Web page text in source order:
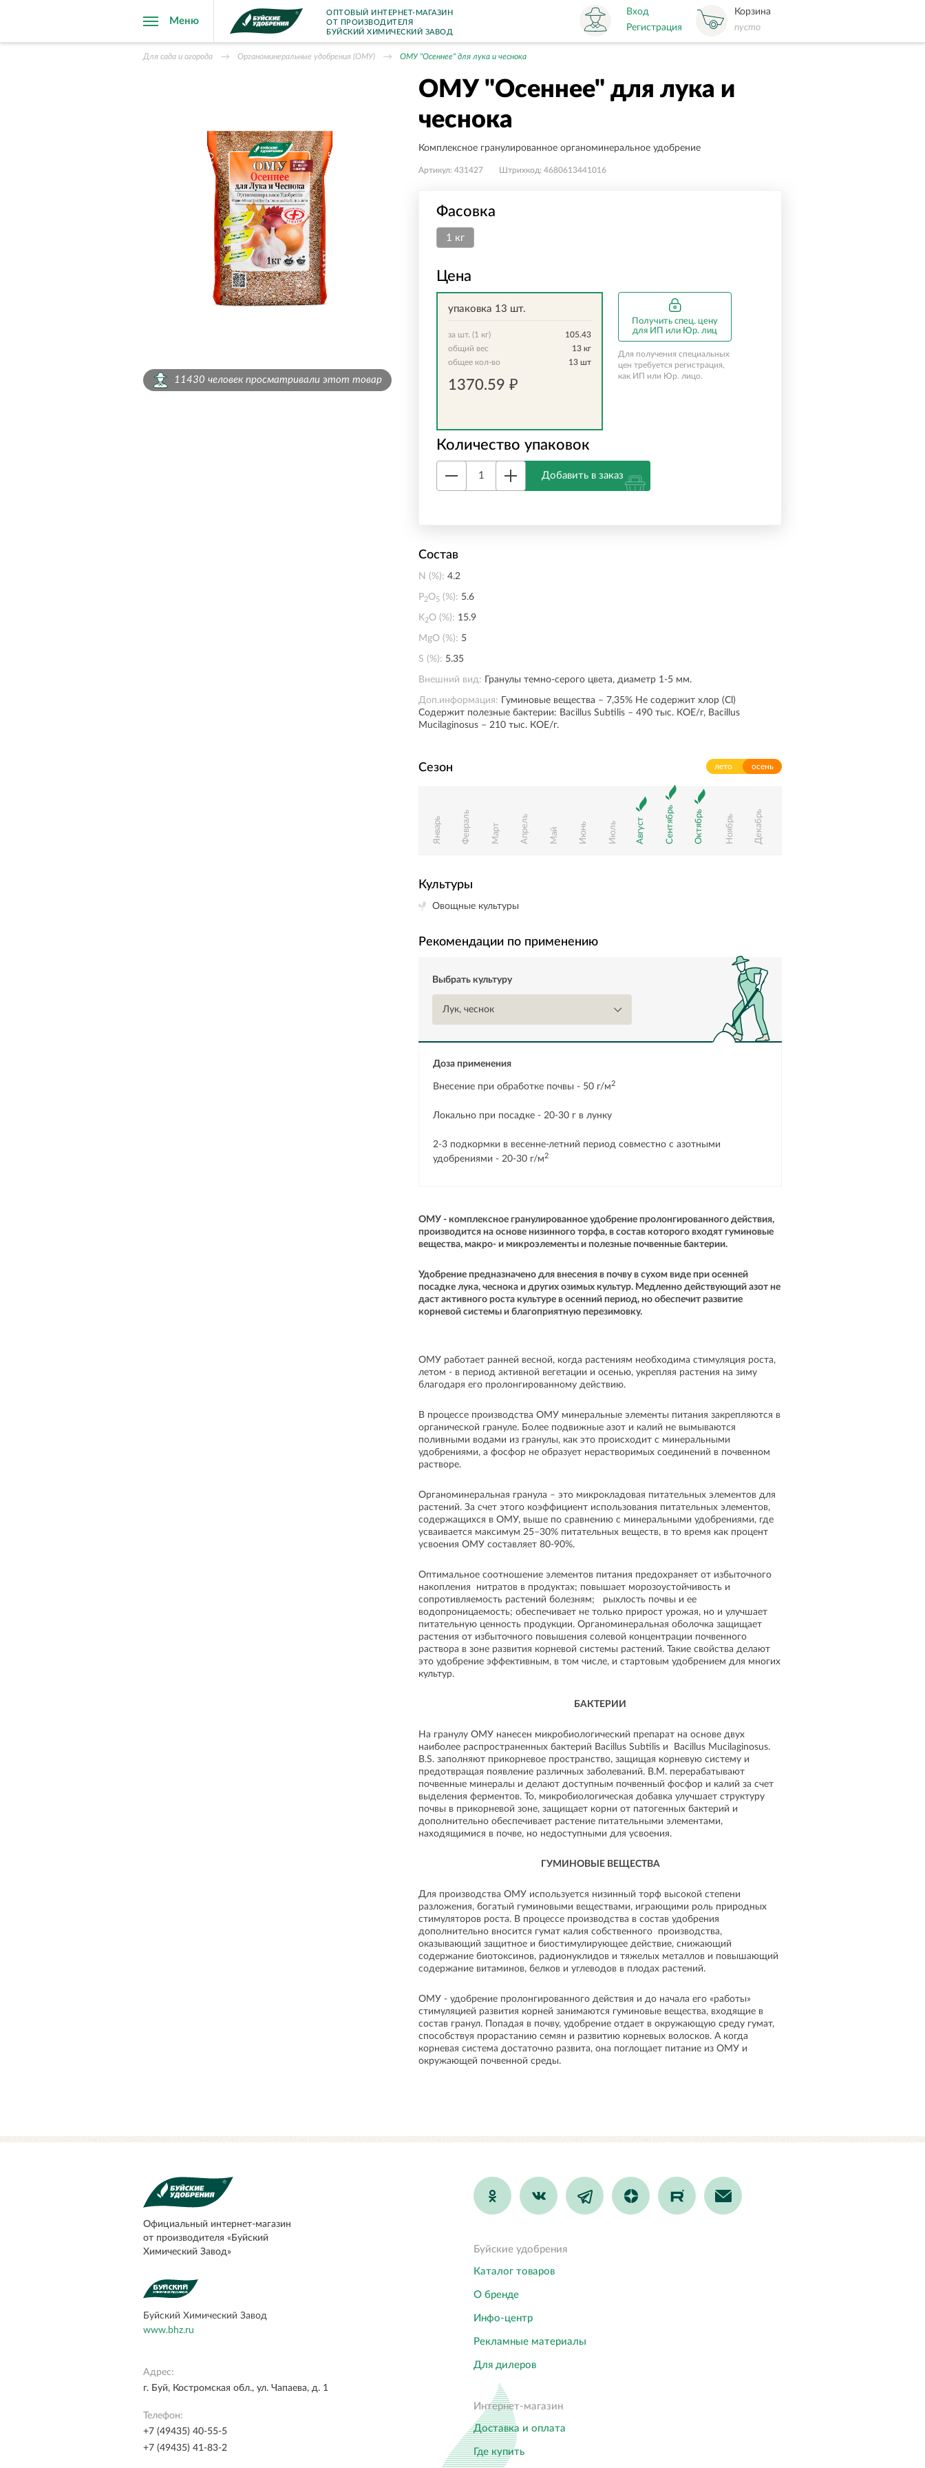
Меню
ОПТОВЫЙ ИНТЕРНЕТ-МАГАЗИН
ОТ ПРОИЗВОДИТЕЛЯ
БУЙСКИЙ ХИМИЧЕСКИЙ ЗАВОД
Корзина
пусто
Вход
Регистрация
Для сада и огорода Органоминеральные удобрения (ОМУ) ОМУ "Осеннее" для лука и чеснока
11430 человек просматривали этот товар
ОМУ "Осеннее" для лука и
чеснока
Комплексное гранулированное органоминеральное удобрение
Артикул: 431427 Штрихкод: 4680613441016
Фасовка
1 кг
Цена
упаковка 13 шт.
за шт. (1 кг)
105.43
общий вес
13 кг
общее кол-во
13 шт
1370.59 ₽
Получить спец. цену
для ИП или Юр. лиц
Для получения специальных
цен требуется регистрация,
как ИП или Юр. лицо.
Количество упаковок
Добавить в заказ
Состав
N (%): 4.2
P2O5 (%): 5.6
K2O (%): 15.9
MgO (%): 5
S (%): 5.35
Внешний вид: Гранулы темно-серого цвета, диаметр 1-5 мм.
Доп.информация: Гуминовые вещества – 7,35% Не содержит хлор (Cl)
Содержит полезные бактерии: Bacillus Subtilis – 490 тыс. КОЕ/г, Bacillus
Mucilaginosus – 210 тыс. КОЕ/г.
Сезон лето осень
Январь Февраль Март Апрель Май Июнь Июль Август Сентябрь Октябрь Ноябрь Декабрь
Культуры
Овощные культуры
Рекомендации по применению
Выбрать культуру
Лук, чеснок
Доза применения
Внесение при обработке почвы - 50 г/м 2
Локально при посадке - 20-30 г в лунку
2-3 подкормки в весенне-летний период совместно с азотными
удобрениями - 20-30 г/м 2
ОМУ - комплексное гранулированное удобрение пролонгированного действия,
производится на основе низинного торфа, в состав которого входят гуминовые
вещества, макро- и микроэлементы и полезные почвенные бактерии.
Удобрение предназначено для внесения в почву в сухом виде при осенней
посадке лука, чеснока и других озимых культур. Медленно действующий азот не
даст активного роста культуре в осенний период, но обеспечит развитие
корневой системы и благоприятную перезимовку.
ОМУ работает ранней весной, когда растениям необходима стимуляция роста,
летом - в период активной вегетации и осенью, укрепляя растения на зиму
благодаря его пролонгированному действию.
В процессе производства ОМУ минеральные элементы питания закрепляются в
органической грануле. Более подвижные азот и калий не вымываются
поливными водами из гранулы, как это происходит с минеральными
удобрениями, а фосфор не образует нерастворимых соединений в почвенном
растворе.
Органоминеральная гранула – это микрокладовая питательных элементов для
растений. За счет этого коэффициент использования питательных элементов,
содержащихся в ОМУ, выше по сравнению с минеральными удобрениями, где
усваивается максимум 25–30% питательных веществ, в то время как процент
усвоения ОМУ составляет 80-90%.
Оптимальное соотношение элементов питания предохраняет от избыточного
накопления нитратов в продуктах; повышает морозоустойчивость и
сопротивляемость растений болезням; рыхлость почвы и ее
водопроницаемость; обеспечивает не только прирост урожая, но и улучшает
питательную ценность продукции. Органоминеральная оболочка защищает
растения от избыточного повышения солевой концентрации почвенного
раствора в зоне развития корневой системы растений. Такие свойства делают
это удобрение эффективным, в том числе, и стартовым удобрением для многих
культур.
БАКТЕРИИ
На гранулу ОМУ нанесен микробиологический препарат на основе двух
наиболее распространенных бактерий Bacillus Subtilis и Bacillus Mucilaginosus.
B.S. заполняют прикорневое пространство, защищая корневую систему и
предотвращая появление различных заболеваний. B.M. перерабатывают
почвенные минералы и делают доступным почвенный фосфор и калий за счет
выделения ферментов. То, микробиологическая добавка улучшает структуру
почвы в прикорневой зоне, защищает корни от патогенных бактерий и
дополнительно обеспечивает растение питательными элементами,
находящимися в почве, но недоступными для усвоения.
ГУМИНОВЫЕ ВЕЩЕСТВА
Для производства ОМУ используется низинный торф высокой степени
разложения, богатый гуминовыми веществами, играющими роль природных
стимуляторов роста. В процессе производства в состав удобрения
дополнительно вносится гумат калия собственного производства,
оказывающий защитное и биостимулирующее действие, снижающий
содержание биотоксинов, радионуклидов и тяжелых металлов и повышающий
содержание витаминов, белков и углеводов в плодах растений.
ОМУ - удобрение пролонгированного действия и до начала его «работы»
стимуляцией развития корней занимаются гуминовые вещества, входящие в
состав гранул. Попадая в почву, удобрение отдает в окружающую среду гумат,
способствуя прорастанию семян и развитию корневых волосков. А когда
корневая система достаточно развита, она поглощает питание из ОМУ и
окружающей почвенной среды.
Официальный интернет-магазин
от производителя «Буйский
Химический Завод»
Буйский Химический Завод
www.bhz.ru
Адрес:
г. Буй, Костромская обл., ул. Чапаева, д. 1
Телефон:
+7 (49435) 40-55-5
+7 (49435) 41-83-2
Буйские удобрения
Каталог товаров
О бренде
Инфо-центр
Рекламные материалы
Для дилеров
Интернет-магазин
Доставка и оплата
Где купить